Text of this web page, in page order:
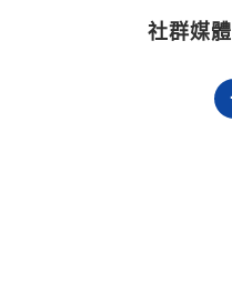
社群媒體